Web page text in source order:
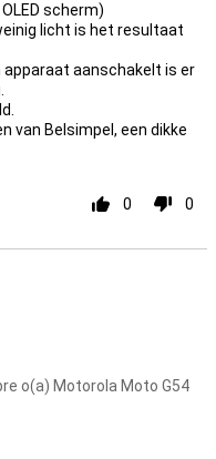
scherm)
licht is het resultaat
apparaat aanschakelt is er
van Belsimpel, een dikke
0 0
o(a) Motorola Moto G54